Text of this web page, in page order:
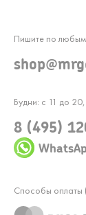
Будни: с 11 до
8 (495)
Пишите по
Способы оплаты